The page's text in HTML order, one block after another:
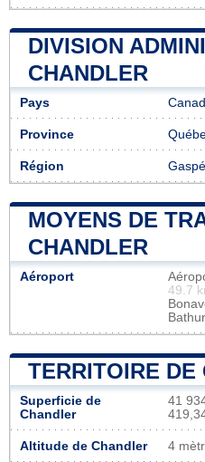
DIVISION
CHANDLER
Pays
Province
Région
MOYENS DE
CHANDLER
Aéroport
49.7
TERRITOIRE DE
Superficie de
Chandler
41
Altitude de Chandler 4